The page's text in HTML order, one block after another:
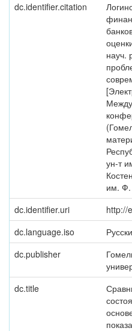
dc.identifier.citation
науч.
ун-т
им. Ф.
dc.identifier.uri
http://
dc.language.iso
dc.publisher
dc.title